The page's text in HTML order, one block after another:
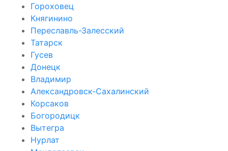
Гороховец
Княгинино
Переславль-Залесский
Татарск
Гусев
Донецк
Владимир
Александровск-Сахалинский
Корсаков
Богородицк
Вытегра
Нурлат